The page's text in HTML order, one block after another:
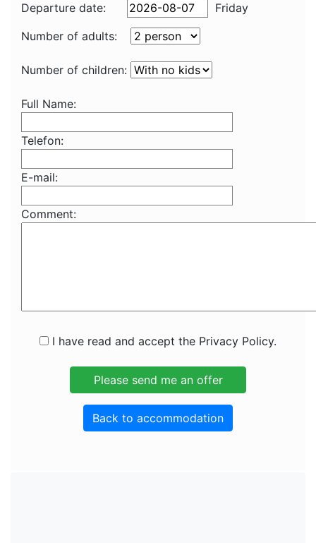
Departure date:
Friday
Number of adults:
Number of children:
Full Name:
Telefon:
E-mail:
Comment:
I have read and accept the Privacy Policy.
Back to accommodation